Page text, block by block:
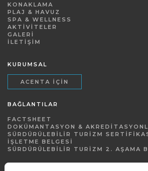
KONAKLAMA
PLAJ & HAVUZ
SPA & WELLNESS
AKTIVITELER
GALERI
İLETIŞIM
KURUMSAL
ACENTA İÇIN
BAĞLANTILAR
FACTSHEET
DOKÜMANTASYON &
SÜRDÜRÜLEBILIR TURIZM
İŞLETME BELGESI
SÜRDÜRÜLEBILIR TURIZM 2. AŞAMA